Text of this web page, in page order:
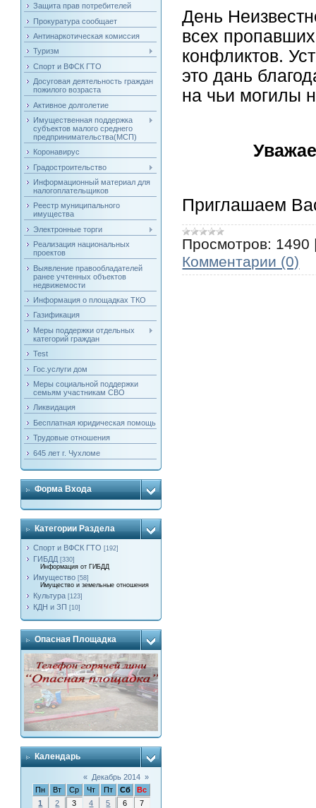
Защита прав потребителей
Прокуратура сообщает
Антинаркотическая комиссия
Туризм
Спорт и ВФСК ГТО
Досуговая деятельность граждан
пожилого возраста
Активное долголетие
Имущественная поддержка
субъектов малого среднего
предпринимательства(МСП)
Коронавирус
Градостроительство
Информационный материал для
налогоплательщиков
Реестр муниципального
имущества
Электронные торги
Реализация национальных
проектов
Выявление правообладателей
ранее учтенных объектов
недвижемости
Информация о площадках ТКО
Газификация
Меры поддержки отдельных
категорий граждан
Test
Гос.услуги дом
Меры социальной поддержки
семьям участникам СВО
Ликвидация
Бесплатная юридическая помощь
Трудовые отношения
645 лет г. Чухломе
Форма Входа
Категории Раздела
Спорт и ВФСК ГТО [192]
ГИБДД [330]
Информация от ГИБДД
Имущество [58]
Имущество и земельные отношения
Культура [123]
КДН и ЗП [10]
Опасная Площадка
Календарь
« Декабрь 2014 »
Пн
Вт Ср Чт Пт Сб
Вс
1
2 3 4 5 6
7
День
всех
конфликтов.
это дань
на чьи могилы
Приглашаем
Просмотров: 1490
Комментарии (0)